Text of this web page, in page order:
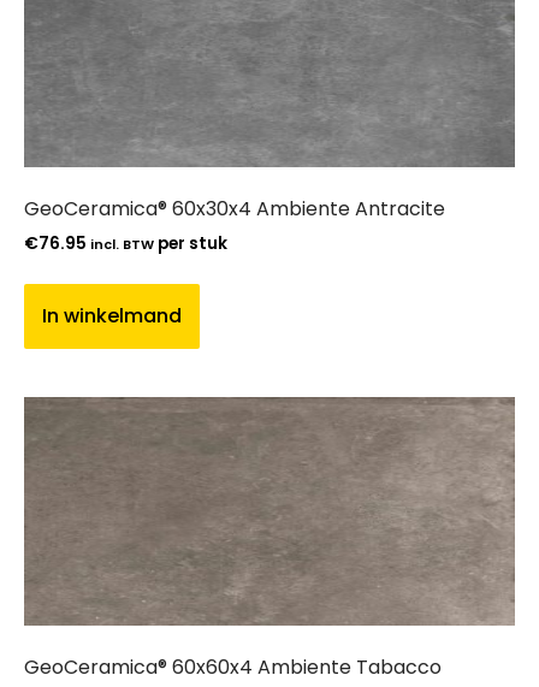
GeoCeramica® 60x30x4 Ambiente Antracite
€76.95 incl. BTW per stuk
In winkelmand
GeoCeramica® 60x60x4 Ambiente Tabacco